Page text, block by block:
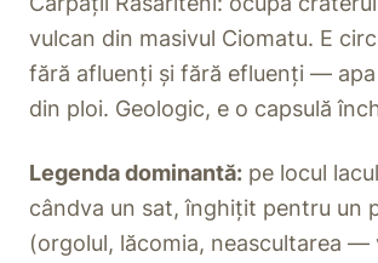
vulcan din masivul Ciomatu. E
fără afluenți și fără efluenți —
din ploi. Geologic, e o capsulă
Legenda dominantă: pe locul
cândva un sat, înghițit pentru un
(orgolul, lăcomia, neascultarea —